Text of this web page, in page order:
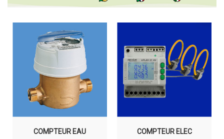
COMPTEUR EAU COMPTEUR ELEC